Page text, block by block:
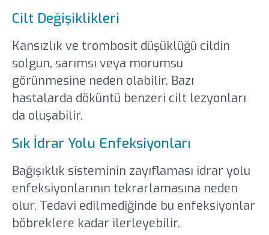
Cilt Değişiklikleri
Kansızlık ve trombosit düşüklüğü cildin
solgun, sarımsı veya morumsu
görünmesine neden olabilir. Bazı
hastalarda döküntü benzeri cilt lezyonları
da oluşabilir.
Sık İdrar Yolu Enfeksiyonları
Bağışıklık sisteminin zayıflaması idrar yolu
enfeksiyonlarının tekrarlamasına neden
olur. Tedavi edilmediğinde bu enfeksiyonlar
böbreklere kadar ilerleyebilir.